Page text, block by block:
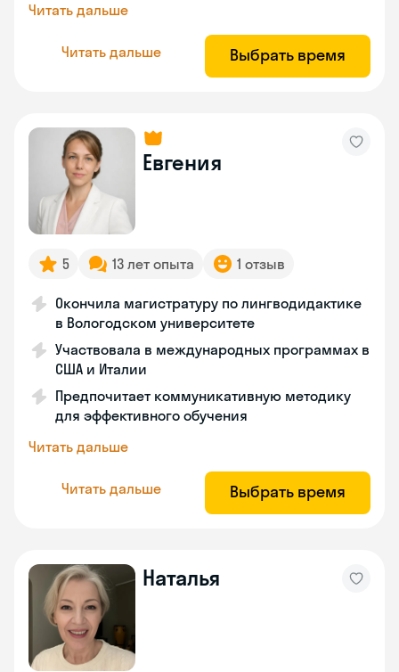
Читать дальше
Читать дальше Выбрать время
Евгения
5 13 лет опыта 1 отзыв
Окончила магистратуру по лингводидактике
в Вологодском университете
Участвовала в международных программах в
США и Италии
Предпочитает коммуникативную методику
для эффективного обучения
Читать дальше
Читать дальше Выбрать время
Наталья